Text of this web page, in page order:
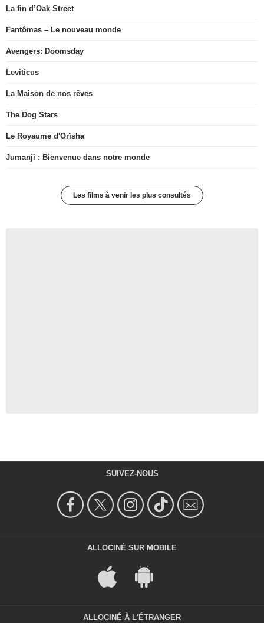
La fin d’Oak Street
Fantômas – Le nouveau monde
Avengers: Doomsday
Leviticus
La Maison de nos rêves
The Dog Stars
Le Royaume d'Orïsha
Jumanji : Bienvenue dans notre monde
Les films à venir les plus consultés
SUIVEZ-NOUS
ALLOCINÉ SUR MOBILE
ALLOCINÉ À L'ÉTRANGER